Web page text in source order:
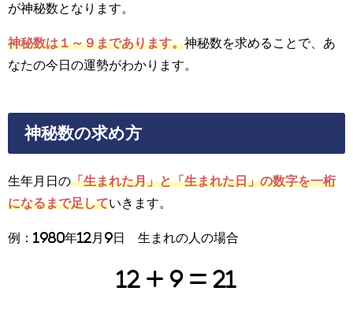
が神秘数となります。
神秘数は１～９まであります。神秘数を求めることで、あ
なたの今日の運勢がわかります。
神秘数の求め方
生年月日の「生まれた月」と「生まれた日」の数字を一桁
になるまで足していきます。
例：1980年12月9日 生まれの人の場合
12 + 9 = 21